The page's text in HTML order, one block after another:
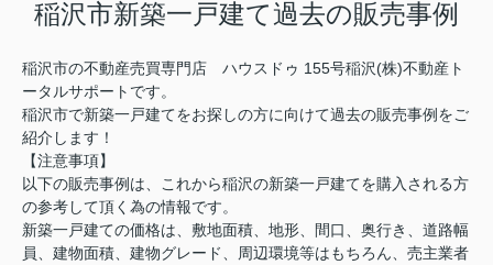
稲沢市新築一戸建て過去の販売事例
稲沢市の不動産売買専門店 ハウスドゥ 155号稲沢(株)不動産ト
ータルサポートです。
稲沢市で新築一戸建てをお探しの方に向けて過去の販売事例をご
紹介します！
【注意事項】
以下の販売事例は、これから稲沢の新築一戸建てを購入される方
の参考して頂く為の情報です。
新築一戸建ての価格は、敷地面積、地形、間口、奥行き、道路幅
員、建物面積、建物グレード、周辺環境等はもちろん、売主業者